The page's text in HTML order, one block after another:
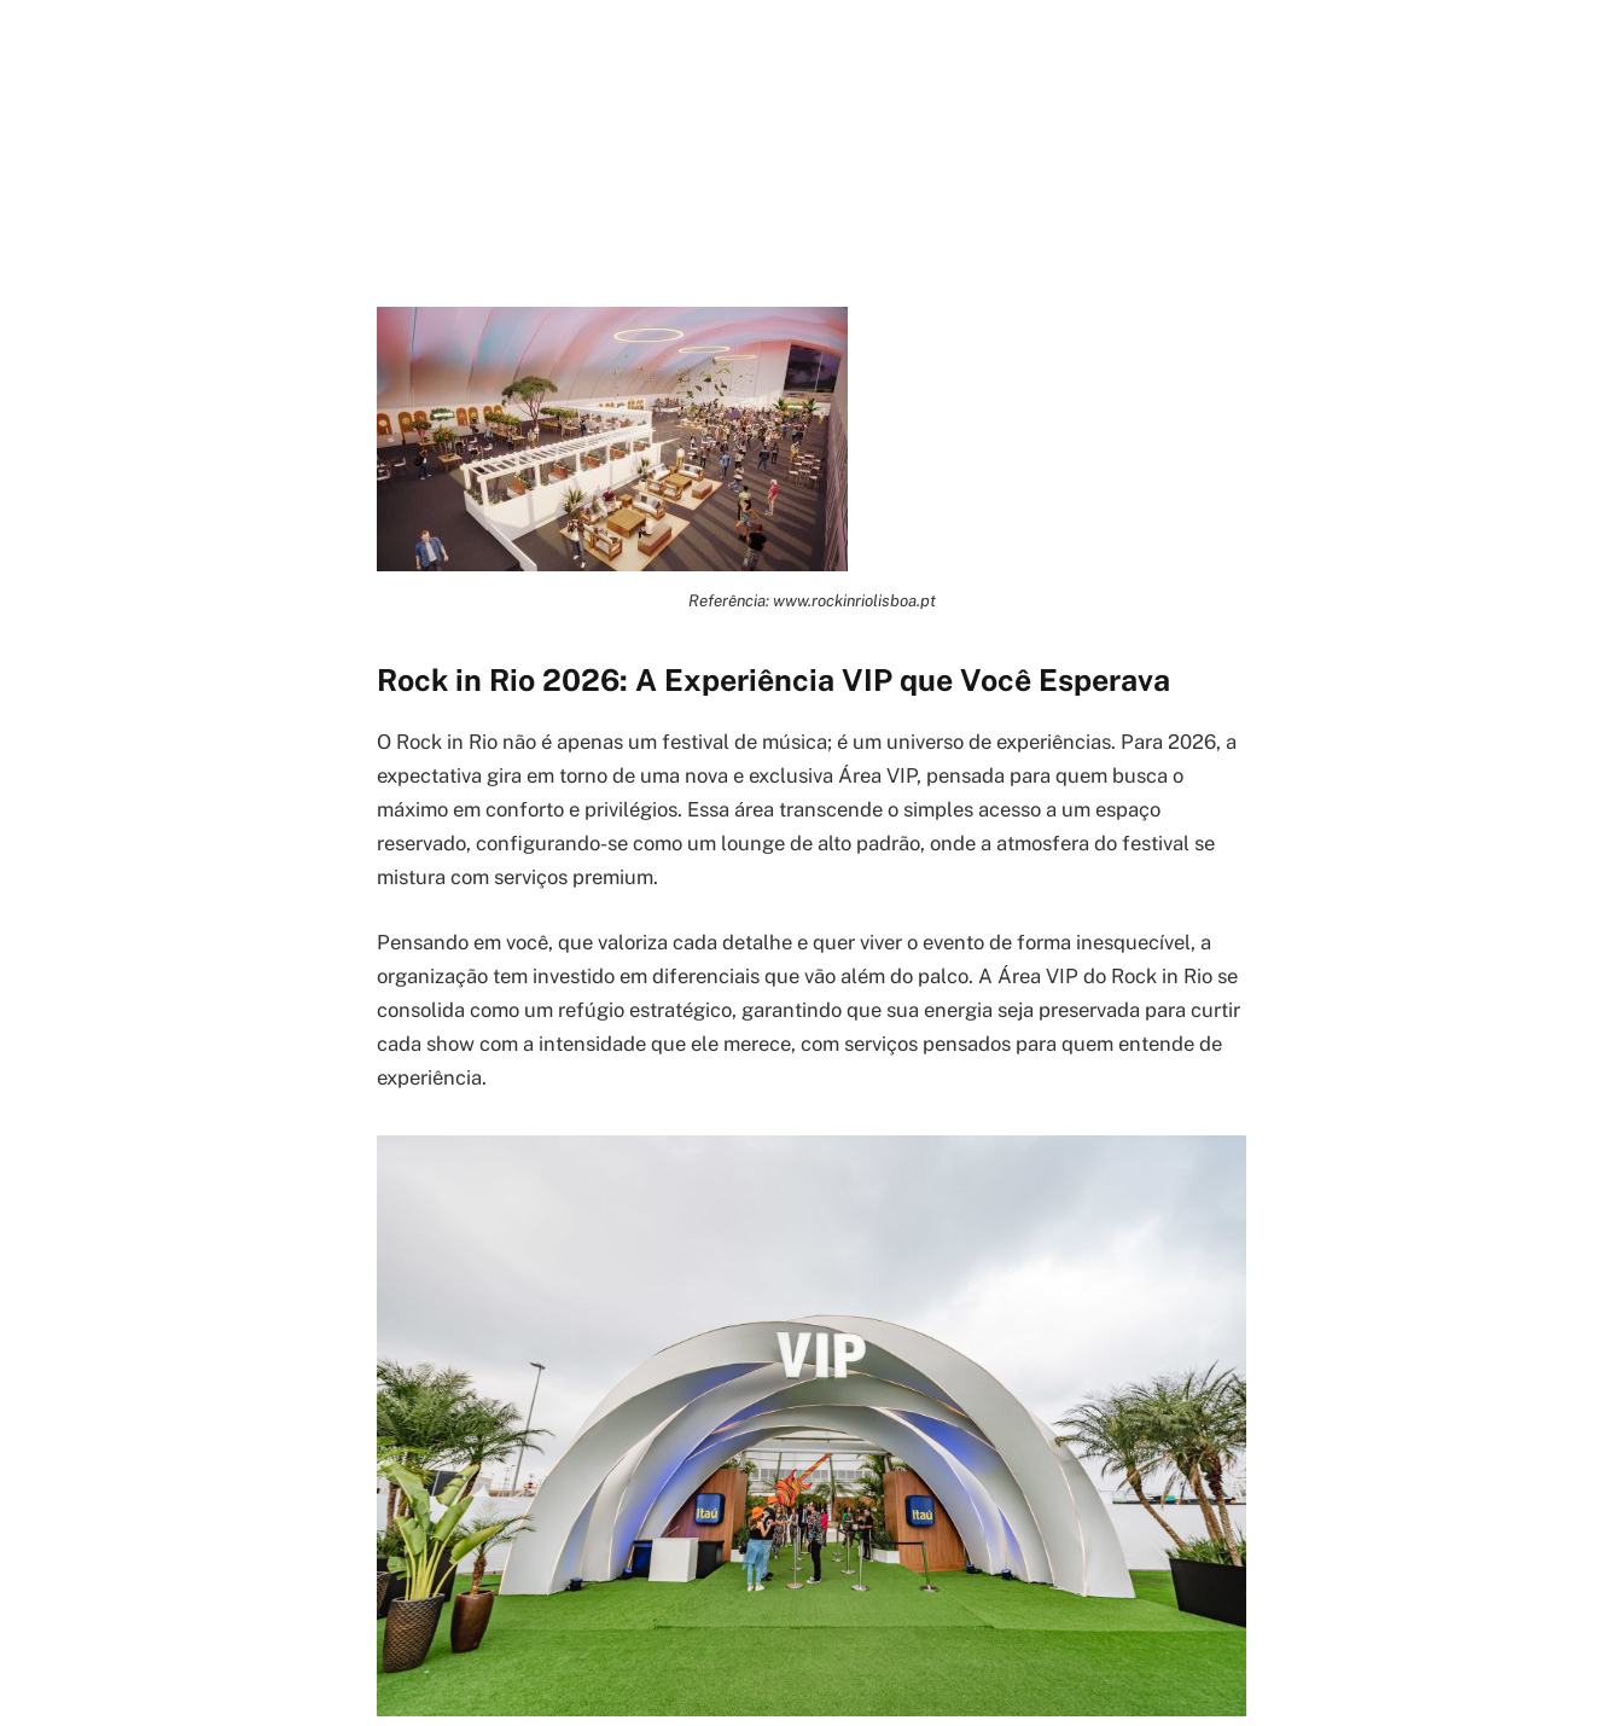
Referência: www.rockinriolisboa.pt
Rock in Rio 2026: A Experiência VIP que Você Esperava
O Rock in Rio não é apenas um festival de música; é um universo de experiências. Para 2026, a
expectativa gira em torno de uma nova e exclusiva Área VIP, pensada para quem busca o
máximo em conforto e privilégios. Essa área transcende o simples acesso a um espaço
reservado, configurando-se como um lounge de alto padrão, onde a atmosfera do festival se
mistura com serviços premium.
Pensando em você, que valoriza cada detalhe e quer viver o evento de forma inesquecível, a
organização tem investido em diferenciais que vão além do palco. A Área VIP do Rock in Rio se
consolida como um refúgio estratégico, garantindo que sua energia seja preservada para curtir
cada show com a intensidade que ele merece, com serviços pensados para quem entende de
experiência.